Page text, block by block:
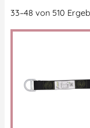
33–48 von 510